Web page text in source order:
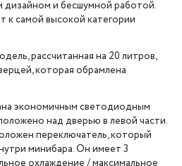
дизайном и бесшумной работой.
к самой высокой категории
рассчитанная на 20 литров,
которая обрамлена
экономичным светодиодным
над дверью в левой части.
переключатель, который
минибара. Он имеет 3
охлаждение / максимальное